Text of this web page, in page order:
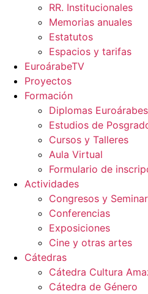
RR. Institucionales
Memorias anuales
Estatutos
Espacios y tarifas
EuroárabeTV
Proyectos
Formación
Diplomas Euroárabes
Estudios de
Cursos y Talleres
Aula Virtual
Formulario de
Actividades
Congresos y
Conferencias
Exposiciones
Cine y otras artes
Cátedras
Cátedra Cultura
Cátedra de Género